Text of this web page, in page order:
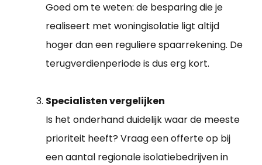
Goed om te weten: de besparing die je
realiseert met woningisolatie ligt altijd
hoger dan een reguliere spaarrekening. De
terugverdienperiode is dus erg kort.
Specialisten vergelijken
Is het onderhand duidelijk waar de meeste
prioriteit heeft? Vraag een offerte op bij
een aantal regionale isolatiebedrijven in